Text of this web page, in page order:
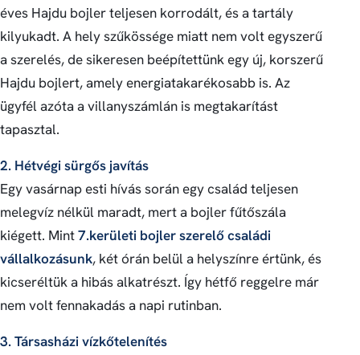
éves Hajdu bojler teljesen korrodált, és a tartály
kilyukadt. A hely szűkössége miatt nem volt egyszerű
a szerelés, de sikeresen beépítettünk egy új, korszerű
Hajdu bojlert, amely energiatakarékosabb is. Az
ügyfél azóta a villanyszámlán is megtakarítást
tapasztal.
2. Hétvégi sürgős javítás
Egy vasárnap esti hívás során egy család teljesen
melegvíz nélkül maradt, mert a bojler fűtőszála
kiégett. Mint7.kerületi bojler szerelő családi
vállalkozásunk, két órán belül a helyszínre értünk, és
kicseréltük a hibás alkatrészt. Így hétfő reggelre már
nem volt fennakadás a napi rutinban.
3. Társasházi vízkőtelenítés